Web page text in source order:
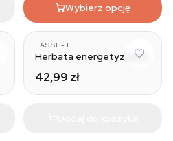
Wybierz opcję
LASSE-T
Herbata energetyzująca
42,99 zł